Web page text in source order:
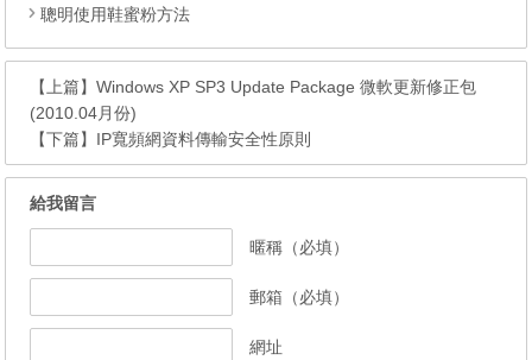
聰明使用鞋蜜粉方法
【上篇】Windows XP SP3 Update Package 微軟更新修正包
(2010.04月份)
【下篇】 IP寬頻網資料傳輸安全性原則
給我留言
暱稱（必填）
郵箱（必填）
網址